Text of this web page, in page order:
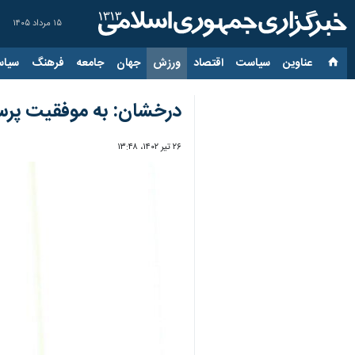
۱۵ مرداد ۱۴۰۵
عناوین‌ سیاست اقتصاد ورزش جهان جامعه فرهنگ
درخشان: به موفقیت
۲۶ تیر ۱۴۰۲، ۱۳:۴۸